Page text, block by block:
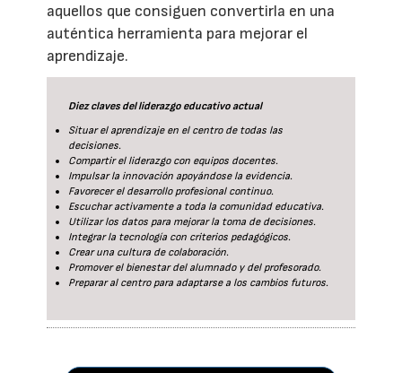
aquellos que consiguen convertirla en una
auténtica herramienta para mejorar el
aprendizaje.
Diez claves del liderazgo educativo actual
Situar el aprendizaje en el centro de todas las
decisiones.
Compartir el liderazgo con equipos docentes.
Impulsar la innovación apoyándose la evidencia.
Favorecer el desarrollo profesional continuo.
Escuchar activamente a toda la comunidad educativa.
Utilizar los datos para mejorar la toma de decisiones.
Integrar la tecnología con criterios pedagógicos.
Crear una cultura de colaboración.
Promover el bienestar del alumnado y del profesorado.
Preparar al centro para adaptarse a los cambios futuros.